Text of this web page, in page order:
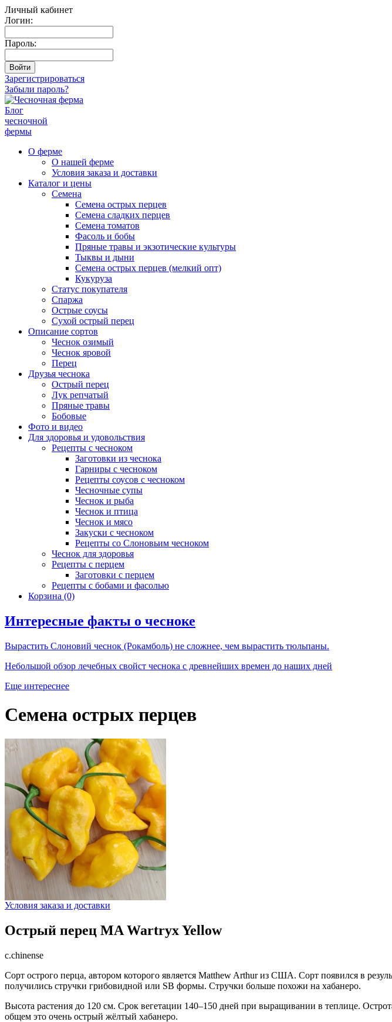
Личный кабинет
Логин:
Пароль:
Зарегистрироваться
Забыли пароль?
Блог
чесночной
фермы
О ферме
О нашей ферме
Условия заказа и доставки
Каталог и цены
Семена
Семена острых перцев
Семена сладких перцев
Семена томатов
Фасоль и бобы
Пряные травы и экзотические культуры
Тыквы и дыни
Семена острых перцев (мелкий опт)
Кукуруза
Статус покупателя
Спаржа
Острые соусы
Сухой острый перец
Описание сортов
Чеснок озимый
Чеснок яровой
Перец
Друзья чеснока
Острый перец
Лук репчатый
Пряные травы
Бобовые
Фото и видео
Для здоровья и удовольствия
Рецепты с чесноком
Заготовки из чеснока
Гарниры с чесноком
Рецепты соусов с чесноком
Чесночные супы
Чеснок и рыба
Чеснок и птица
Чеснок и мясо
Закуски с чесноком
Рецепты со Слоновьим чесноком
Чеснок для здоровья
Рецепты с перцем
Заготовки с перцем
Рецепты с бобами и фасолью
Корзина (0)
Интересные факты о чесноке
Вырастить Слоновий чеснок (Рокамболь) не сложнее, чем вырастить тюльпаны.
Небольшой обзор лечебных свойст чеснока с древнейших времен до наших дней
Еще интереснее
Семена острых перцев
Условия заказа и доставки
Острый перец MA Wartryx Yellow
c.chinense
Сорт острого перца, автором которого является Matthew Arthur из США. Сорт появился в
получились стручки грибовидной или SB формы. Стручки больше похожи на хабанеро.
Высота растения до 120 см. Срок вегетации 140–150 дней при выращивании в теплице.
общем это очень острый жёлтый хабанеро.